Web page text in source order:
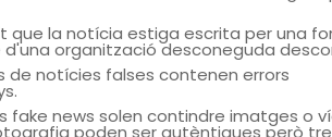
que la notícia estiga escrita per una
organització desconeguda
de notícies falses contenen errors
fake news solen contindre imatges o
poden ser autèntiques però